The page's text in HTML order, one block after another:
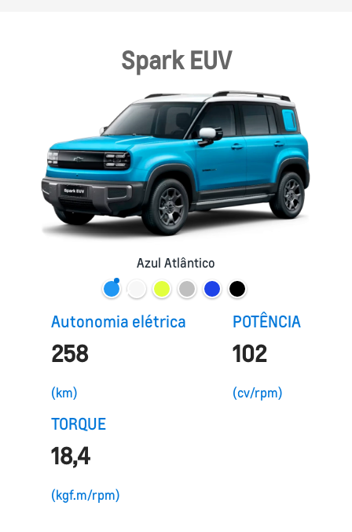
Spark EUV
Azul Atlântico
Autonomia elétrica
258
(km)
POTÊNCIA
102
(cv/rpm)
TORQUE
18,4
(kgf.m/rpm)